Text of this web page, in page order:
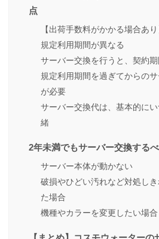
点
【出荷手数料がかかる場合あ
規定利用期間が異なる
サーバー交換を行うと、契約
規定利用期間を過ぎてからの
が必要
サーバー交換代は、基本的に
緒
2年未満でもサーバー交換する
サーバー本体が動かない
破損やひどい汚れなど対処し
た場合
機種やカラーを変更したい場合